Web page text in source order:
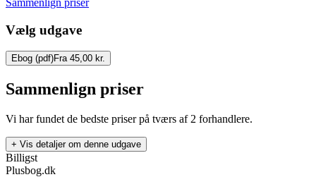
Sammenlign priser
Vælg udgave
Ebog (pdf)Fra 45,00 kr.
Sammenlign priser
Vi har fundet de bedste priser på tværs af 2 forhandlere.
+ Vis detaljer om denne udgave
Billigst
Plusbog.dk